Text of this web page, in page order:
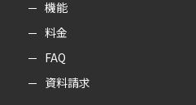
機能
料金
FAQ
資料請求